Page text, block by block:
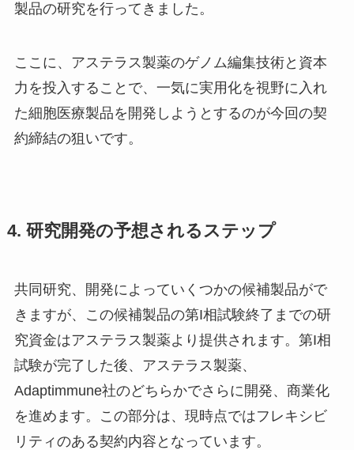
製品の研究を行ってきました。
ここに、アステラス製薬のゲノム編集技術と資本
力を投入することで、一気に実用化を視野に入れ
た細胞医療製品を開発しようとするのが今回の契
約締結の狙いです。
4. 研究開発の予想されるステップ
共同研究、開発によっていくつかの候補製品がで
きますが、この候補製品の第I相試験終了までの研
究資金はアステラス製薬より提供されます。第I相
試験が完了した後、アステラス製薬、
Adaptimmune社のどちらかでさらに開発、商業化
を進めます。この部分は、現時点ではフレキシビ
リティのある契約内容となっています。